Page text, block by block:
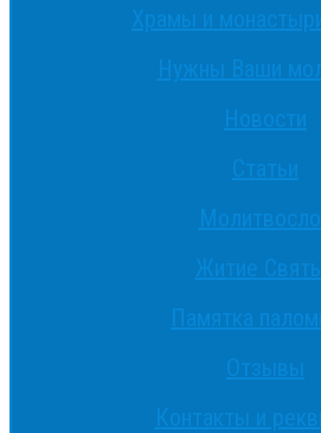
Храмы и
Нужны Ваши
Новости
Статьи
Житие
Памятка
Отзывы
Контакты и